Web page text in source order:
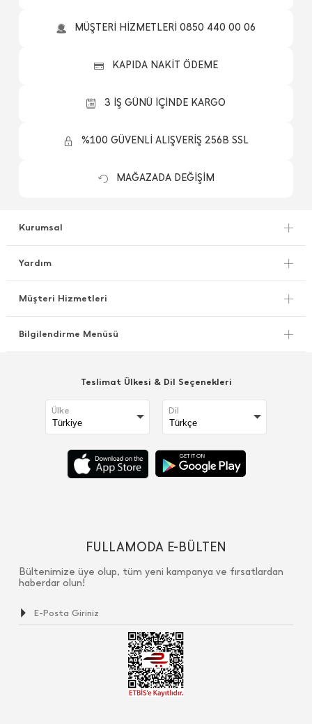
MÜŞTERİ HİZMETLERİ 0850 440 00 06
KAPIDA NAKİT ÖDEME
3 İŞ GÜNÜ İÇİNDE KARGO
%100 GÜVENLİ ALIŞVERİŞ 256B SSL
MAĞAZADA DEĞİŞİM
Kurumsal
Yardım
Müşteri Hizmetleri
Bilgilendirme Menüsü
Teslimat Ülkesi & Dil Seçenekleri
Ülke Dil
FULLAMODA E-BÜLTEN
Bültenimize üye olup, tüm yeni kampanya ve fırsatlardan
haberdar olun!